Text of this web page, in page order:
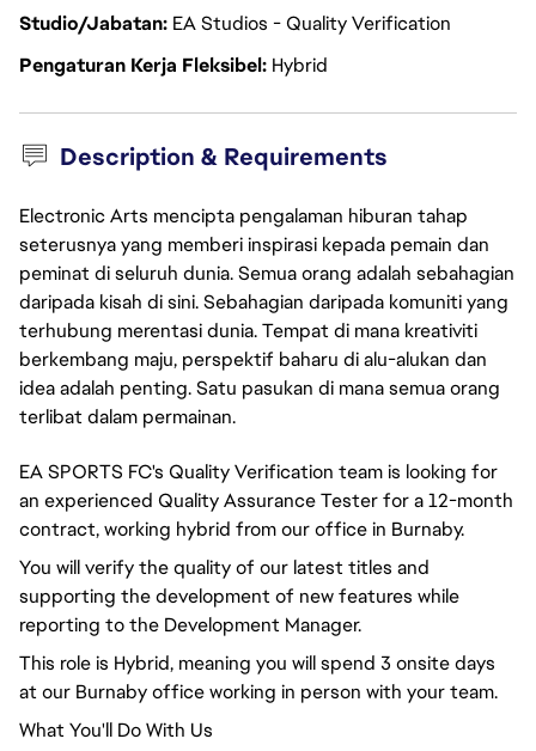
Studio/Jabatan EA Studios - Quality Verification
Pengaturan Kerja Fleksibel Hybrid
Description & Requirements
Electronic Arts mencipta pengalaman hiburan tahap
seterusnya yang memberi inspirasi kepada pemain dan
peminat di seluruh dunia. Semua orang adalah sebahagian
daripada kisah di sini. Sebahagian daripada komuniti yang
terhubung merentasi dunia. Tempat di mana kreativiti
berkembang maju, perspektif baharu di alu-alukan dan
idea adalah penting. Satu pasukan di mana semua orang
terlibat dalam permainan.
EA SPORTS FC's Quality Verification team is looking for
an experienced Quality Assurance Tester for a 12-month
contract, working hybrid from our office in Burnaby.
You will verify the quality of our latest titles and
supporting the development of new features while
reporting to the Development Manager.
This role is Hybrid, meaning you will spend 3 onsite days
at our Burnaby office working in person with your team.
What You'll Do With Us